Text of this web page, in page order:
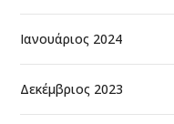
Ιανουάριος 2024
Δεκέμβριος 2023